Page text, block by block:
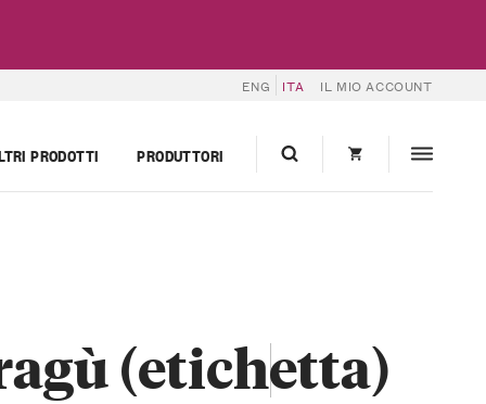
ENG ITA IL MIO ACCOUNT
PRODOTTI PRODUTTORI
(etichetta)